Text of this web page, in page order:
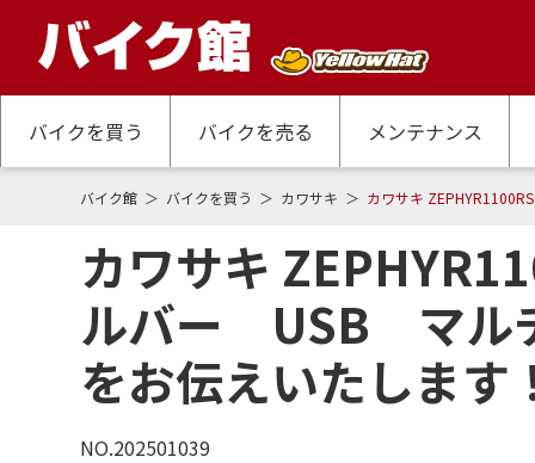
バイクを買う バイクを売る メンテナンス
バイク館 バイクを買う カワサキ カワサキ
カワサキ
ルバー USB マル
をお伝えいたします
NO.202501039